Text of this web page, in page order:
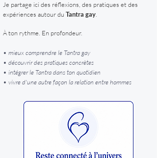
Je partage ici des réflexions, des pratiques et des
expériences autour du Tantra gay
À ton rythme. En profondeur.
• mieux comprendre le Tantra gay
• découvrir des pratiques concrètes
• intégrer le Tantra dans ton quotidien
• vivre d'une autre façon la relation entre hommes